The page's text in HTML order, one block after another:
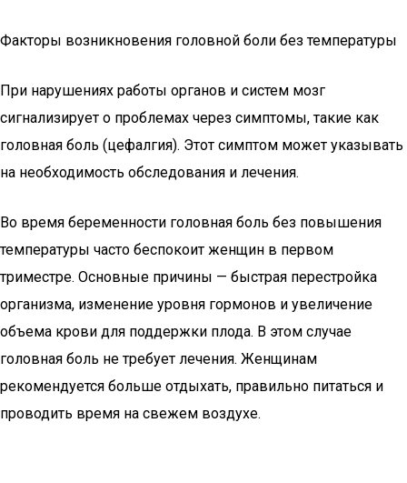
Факторы возникновения головной боли без температуры
При нарушениях работы органов и систем мозг
сигнализирует о проблемах через симптомы, такие как
головная боль (цефалгия). Этот симптом может указывать
на необходимость обследования и лечения.
Во время беременности головная боль без повышения
температуры часто беспокоит женщин в первом
триместре. Основные причины — быстрая перестройка
организма, изменение уровня гормонов и увеличение
объема крови для поддержки плода. В этом случае
головная боль не требует лечения. Женщинам
рекомендуется больше отдыхать, правильно питаться и
проводить время на свежем воздухе.